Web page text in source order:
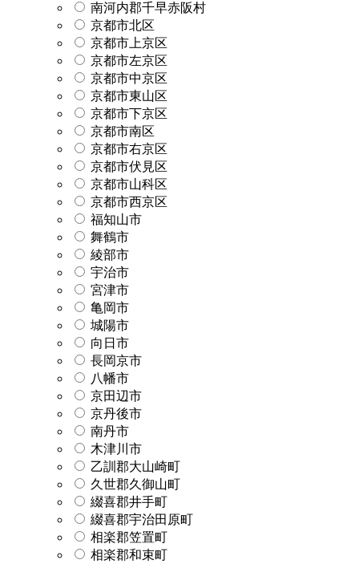
南河内郡千早赤阪村
京都市北区
京都市上京区
京都市左京区
京都市中京区
京都市東山区
京都市下京区
京都市南区
京都市右京区
京都市伏見区
京都市山科区
京都市西京区
福知山市
舞鶴市
綾部市
宇治市
宮津市
亀岡市
城陽市
向日市
長岡京市
八幡市
京田辺市
京丹後市
南丹市
木津川市
乙訓郡大山崎町
久世郡久御山町
綴喜郡井手町
綴喜郡宇治田原町
相楽郡笠置町
相楽郡和束町